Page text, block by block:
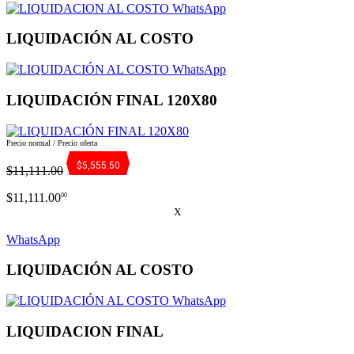
WhatsApp
LIQUIDACIÓN AL COSTO
WhatsApp
LIQUIDACIÓN FINAL 120X80
Precio normal / Precio oferta
$11,111.00 $5,555.50
$11,111.0000
X
WhatsApp
LIQUIDACIÓN AL COSTO
WhatsApp
LIQUIDACION FINAL